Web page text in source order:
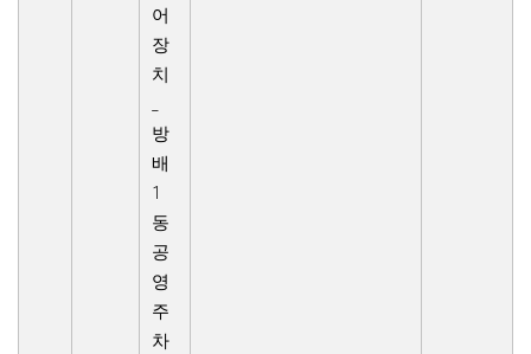
어
장
치
방
배
1
동
공
영
주
차